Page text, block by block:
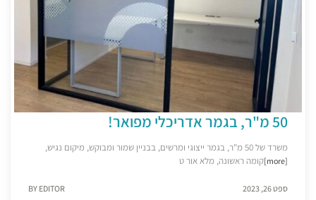
50 מ"ר, בגמר אדריכלי מפואר!
משרד של 50 מ"ר, בגמר ייצוגי ומרשים, בבניין שמור ומבוקש, מיקום נגיש,
קומה ראשונה, מלא אור ט
[more]
BY EDITOR ספט 26, 2023